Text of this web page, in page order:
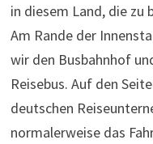
in diesem Land, die zu
Am Rande der
wir den Busbahnhof
Reisebus. Auf den
deutschen
normalerweise das